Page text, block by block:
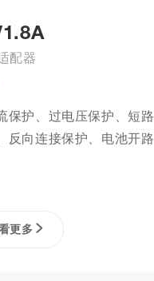
配器
保护、过电压保护、短路
反向连接保护、电池开路
更多